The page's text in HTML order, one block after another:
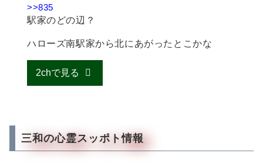
>>835
駅家のどの辺？
ハローズ南駅家から北にあがったとこかな
2chで見る
三和の心霊スッポト情報